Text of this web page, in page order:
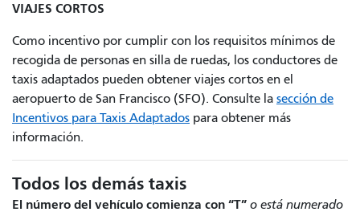
VIAJES CORTOS
Como incentivo por cumplir con los requisitos mínimos de
recogida de personas en silla de ruedas, los conductores de
taxis adaptados pueden obtener viajes cortos en el
aeropuerto de San Francisco (SFO). Consulte la sección de
Incentivos para Taxis Adaptados para obtener más
información.
Todos los demás taxis
El número del vehículo comienza con “T” o está numerado